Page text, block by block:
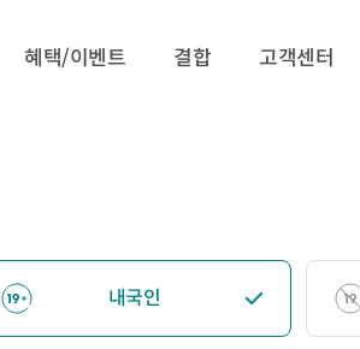
혜택/이벤트 결합 고객센터
내국인